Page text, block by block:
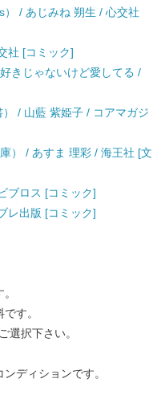
/ あじみね 朔生 / 心交社
社 [コミック]
きじゃないけど愛してる /
/ 山藍 紫姫子 / コアマガジ
） / あすま 理彩 / 海王社 [文
ブロス [コミック]
レ出版 [コミック]
す。
選択下さい。
ディションです。